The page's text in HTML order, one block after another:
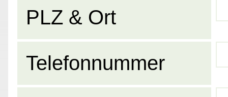
PLZ & Ort
Telefonnummer